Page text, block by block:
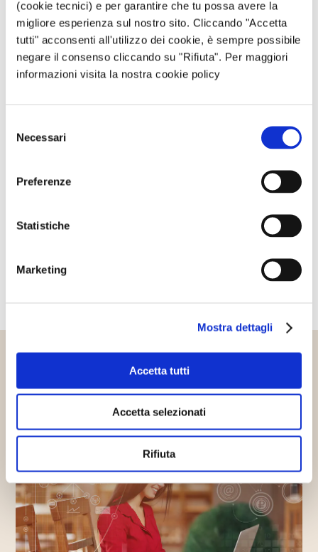
(cookie tecnici) e per garantire che tu possa avere la
migliore esperienza sul nostro sito. Cliccando "Accetta
tutti" acconsenti all'utilizzo dei cookie, è sempre possibile
negare il consenso cliccando su "Rifiuta". Per maggiori
informazioni visita la nostra cookie policy
delNecessari
Preferenze
Statistiche
Marketing
Mostra dettagli
Accetta tutti
Accetta selezionati
Rifiuta
Sito web
Avvertimi via email alla pubblicazione di un nuovo
articolo.
Altri articoli che potrebbero
interessarti
Progetti sostenibili